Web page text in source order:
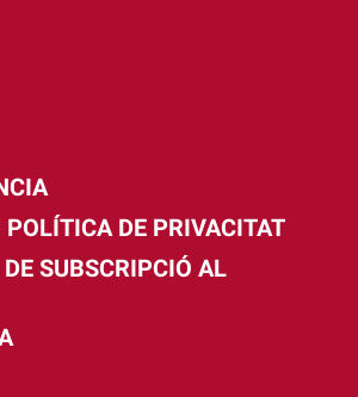
DE PRIVACITAT
SUBSCRIPCIÓ AL